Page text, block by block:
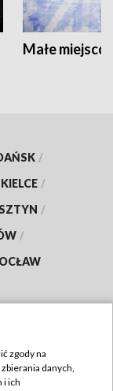
Małe
/
KIELCE /
/
/
zgody na
danych,
i ich